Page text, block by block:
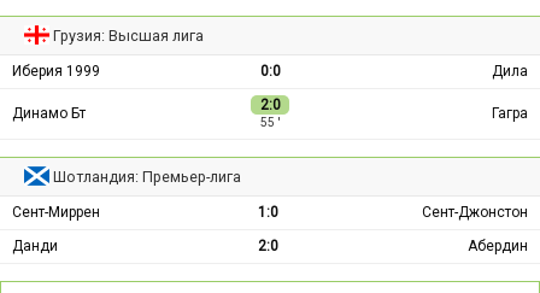
Грузия: Высшая лига
Иберия 1999 0:0 Дила
Динамо Бт 2:0
55 ′
Гагра
Шотландия: Премьер-лига
Сент-Миррен 1:0
Сент-Джонстон
Данди
2:0 Абердин